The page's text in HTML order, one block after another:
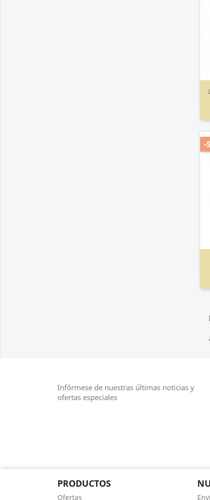
-
Infórmese de nuestras últimas noticias y
ofertas especiales
PRODUCTOS
Ofertas